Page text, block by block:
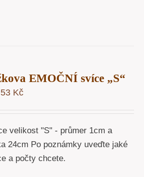
EMOČNÍ svíce „S“
53 Kč
velikost "S" - průmer 1cm a
24cm Po poznámky uveďte jaké
a počty chcete.